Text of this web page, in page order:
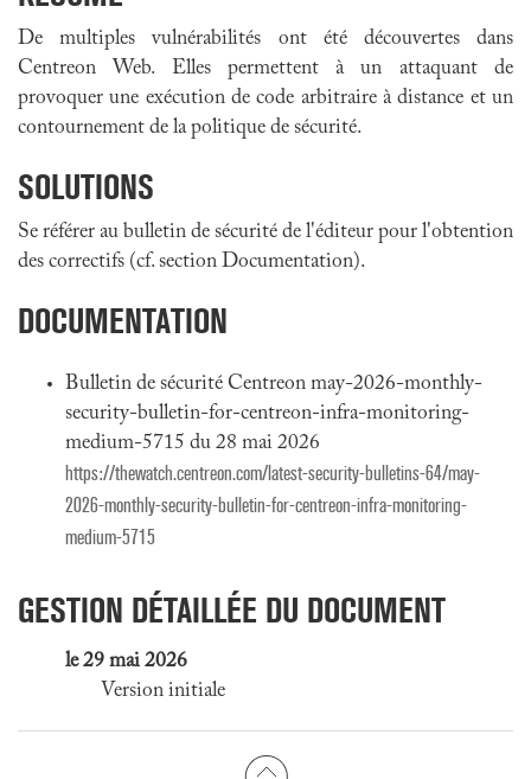
De multiples vulnérabilités ont été découvertes dans
Centreon Web. Elles permettent à un attaquant de
provoquer une exécution de code arbitraire à distance et un
contournement de la politique de sécurité.
SOLUTIONS
Se référer au bulletin de sécurité de l'éditeur pour l'obtention
des correctifs (cf. section Documentation).
DOCUMENTATION
Bulletin de sécurité Centreon may-2026-monthly-
security-bulletin-for-centreon-infra-monitoring-
medium-5715 du 28 mai 2026
https://thewatch.centreon.com/latest-security-bulletins-64/may-
2026-monthly-security-bulletin-for-centreon-infra-monitoring-
medium-5715
GESTION DÉTAILLÉE DU DOCUMENT
le 29 mai 2026
Version initiale